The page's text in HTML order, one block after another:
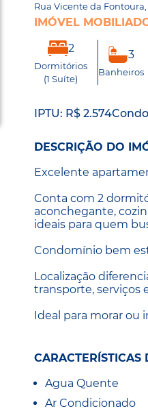
Rua Vicente da
IMÓVEL
2
Dormitórios
(1 Suíte)
3
Banheiros
IPTU: R$ 2.574
DESCRIÇÃO DO
Excelente
Conta com 2
aconchegante,
ideais para quem
Condomínio bem
Localização
transporte, serviços
Ideal para morar ou
CARACTERÍSTICAS
Agua Quente
Ar Condicionado